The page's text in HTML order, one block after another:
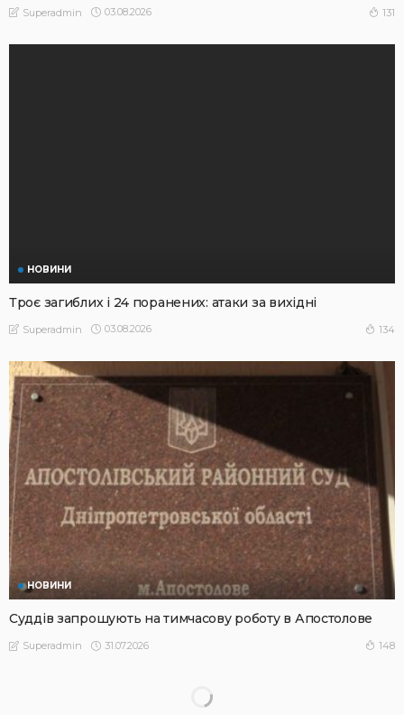
Superadmin 03.08.2026 131
НОВИНИ
Троє загиблих і 24 поранених: атаки за вихідні
Superadmin 03.08.2026 134
НОВИНИ
Суддів запрошують на тимчасову роботу в Апостолове
Superadmin 31.07.2026 148